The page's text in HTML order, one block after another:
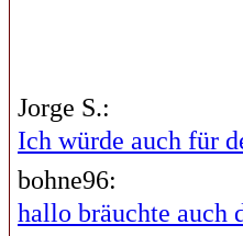
Jorge S.:
Ich würde auch für
bohne96:
hallo bräuchte auch